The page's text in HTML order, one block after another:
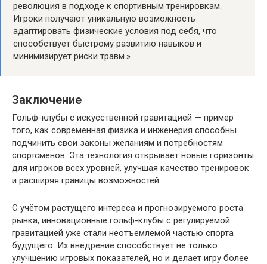
революция в подходе к спортивным тренировкам.
Игроки получают уникальную возможность
адаптировать физические условия под себя, что
способствует быстрому развитию навыков и
минимизирует риски травм.»
Заключение
Гольф-клубы с искусственной гравитацией — пример
того, как современная физика и инженерия способны
подчинить свои законы желаниям и потребностям
спортсменов. Эта технология открывает новые горизонты
для игроков всех уровней, улучшая качество тренировок
и расширяя границы возможностей.
С учётом растущего интереса и прогнозируемого роста
рынка, инновационные гольф-клубы с регулируемой
гравитацией уже стали неотъемлемой частью спорта
будущего. Их внедрение способствует не только
улучшению игровых показателей, но и делает игру более